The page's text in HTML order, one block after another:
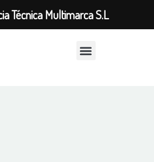
Técnica Multimarca S.L